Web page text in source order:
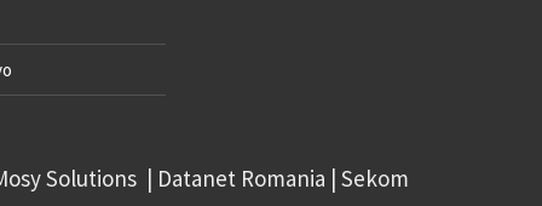
Solutions | Datanet Romania | Sekom